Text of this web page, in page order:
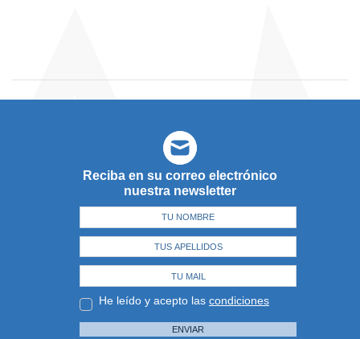
Reciba en su correo electrónico
nuestra newsletter
He leído y acepto las condiciones
ENVIAR